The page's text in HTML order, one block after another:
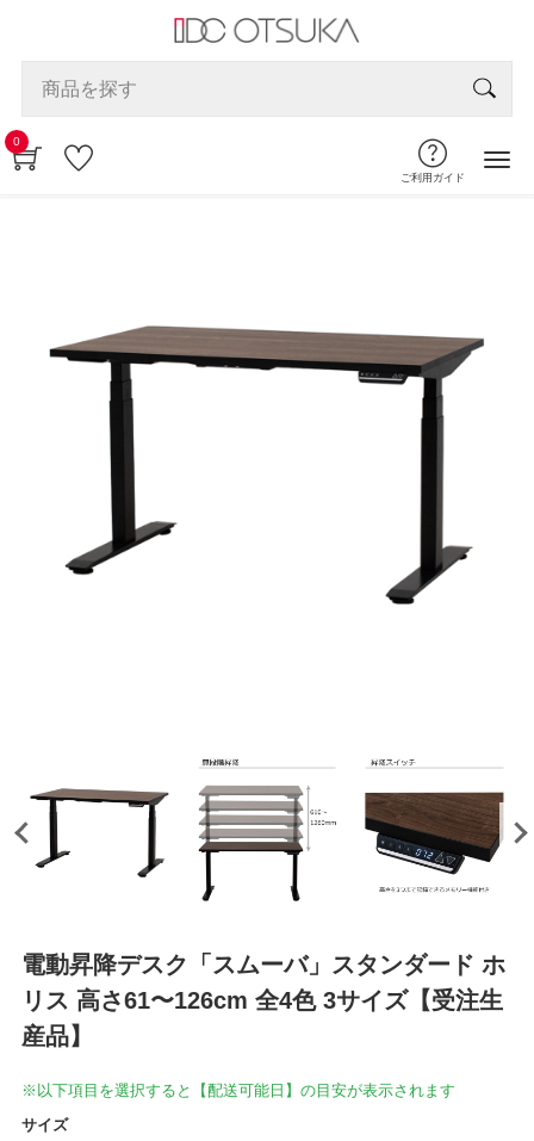
0
ご利用ガイド
電動昇降デスク「スムーバ」スタンダード ホ
リス 高さ61〜126cm 全4色 3サイズ【受注生
産品】
※以下項目を選択すると【配送可能日】の目安が表示されます
サイズ